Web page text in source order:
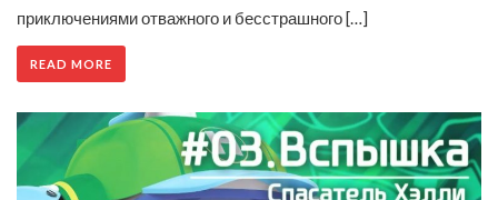
приключениями отважного и бесстрашного […]
READ MORE